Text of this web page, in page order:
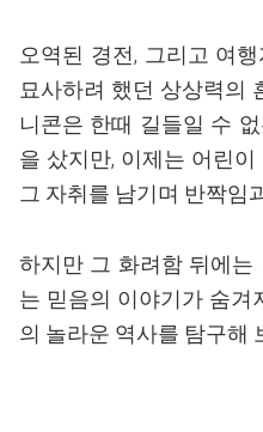
오역된 경전, 그리고 여
묘사하려 했던 상상력의
니콘은 한때 길들일 수
을 샀지만, 이제는 어린
그 자취를 남기며 반짝임
하지만 그 화려함 뒤에
는 믿음의 이야기가 숨겨
의 놀라운 역사를 탐구해